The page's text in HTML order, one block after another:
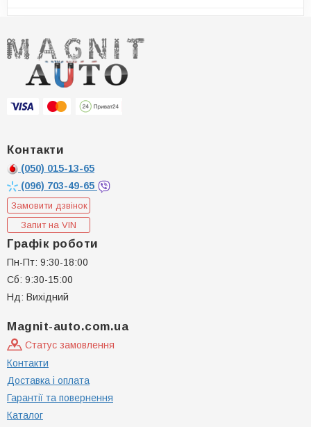
Контакти
(050) 015-13-65
(096) 703-49-65
Замовити дзвінок
Запит на VIN
Графік роботи
Пн-Пт: 9:30-18:00
Сб: 9:30-15:00
Нд: Вихідний
Magnit-auto.com.ua
Статус замовлення
Контакти
Доставка і оплата
Гарантії та повернення
Каталог